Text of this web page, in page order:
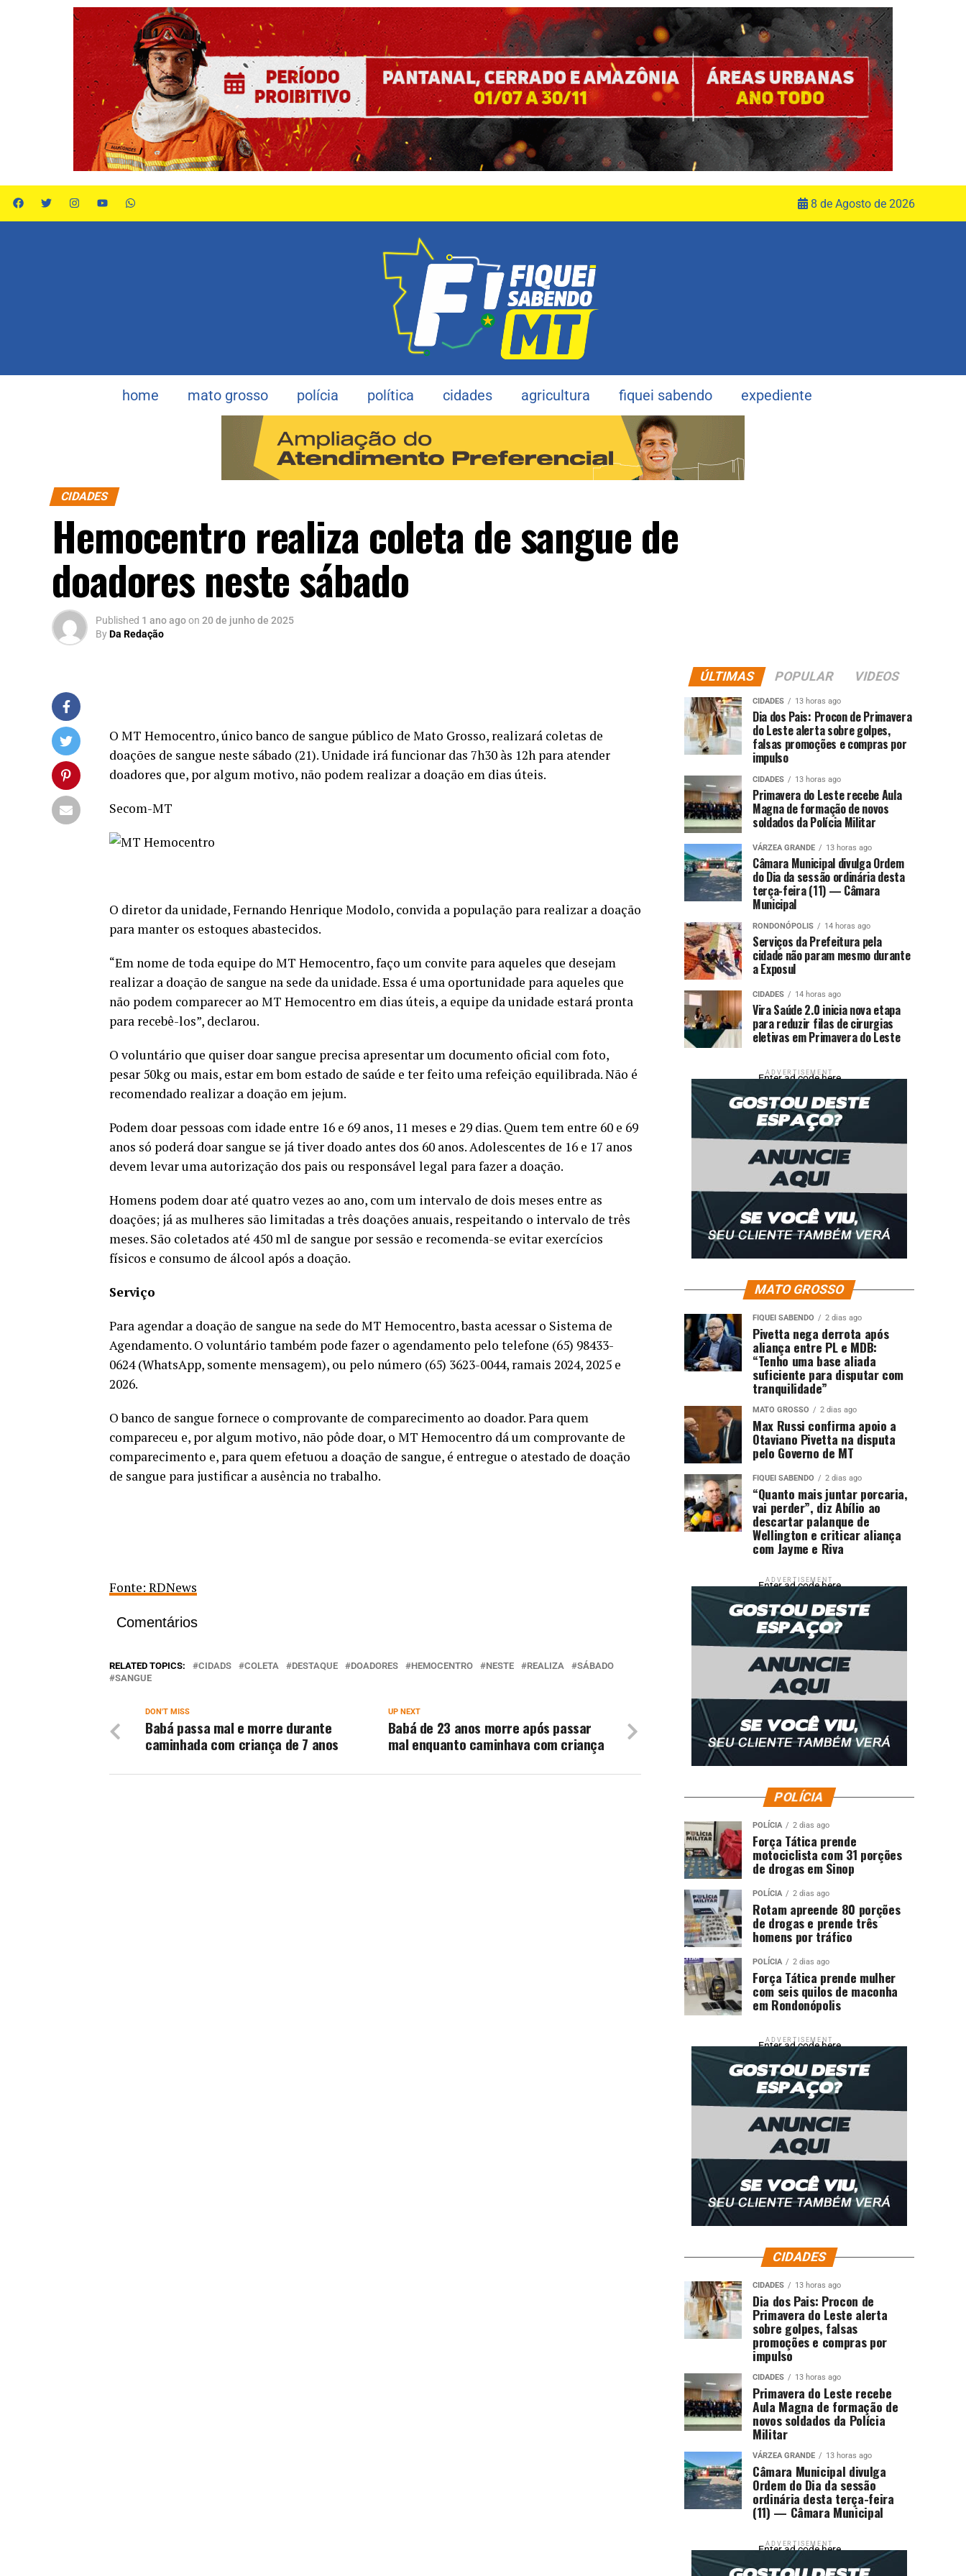
8 de Agosto de 2026
home mato grosso polícia política cidades agricultura fiquei sabendo expediente
CIDADES
Hemocentro realiza coleta de sangue de
doadores neste sábado
Published 1 ano agoon 20 de junho de 2025
ByDa Redação
O MT Hemocentro, único banco de sangue público de Mato Grosso, realizará coletas de
doações de sangue neste sábado (21). Unidade irá funcionar das 7h30 às 12h para atender
doadores que, por algum motivo, não podem realizar a doação em dias úteis.
Secom-MT
O diretor da unidade, Fernando Henrique Modolo, convida a população para realizar a doação
para manter os estoques abastecidos.
“Em nome de toda equipe do MT Hemocentro, faço um convite para aqueles que desejam
realizar a doação de sangue na sede da unidade. Essa é uma oportunidade para aqueles que
não podem comparecer ao MT Hemocentro em dias úteis, a equipe da unidade estará pronta
para recebê-los”, declarou.
O voluntário que quiser doar sangue precisa apresentar um documento oficial com foto,
pesar 50kg ou mais, estar em bom estado de saúde e ter feito uma refeição equilibrada. Não é
recomendado realizar a doação em jejum.
Podem doar pessoas com idade entre 16 e 69 anos, 11 meses e 29 dias. Quem tem entre 60 e 69
anos só poderá doar sangue se já tiver doado antes dos 60 anos. Adolescentes de 16 e 17 anos
devem levar uma autorização dos pais ou responsável legal para fazer a doação.
Homens podem doar até quatro vezes ao ano, com um intervalo de dois meses entre as
doações; já as mulheres são limitadas a três doações anuais, respeitando o intervalo de três
meses. São coletados até 450 ml de sangue por sessão e recomenda-se evitar exercícios
físicos e consumo de álcool após a doação.
Serviço
Para agendar a doação de sangue na sede do MT Hemocentro, basta acessar o Sistema de
Agendamento. O voluntário também pode fazer o agendamento pelo telefone (65) 98433-
0624 (WhatsApp, somente mensagem), ou pelo número (65) 3623-0044, ramais 2024, 2025 e
2026.
O banco de sangue fornece o comprovante de comparecimento ao doador. Para quem
compareceu e, por algum motivo, não pôde doar, o MT Hemocentro dá um comprovante de
comparecimento e, para quem efetuou a doação de sangue, é entregue o atestado de doação
de sangue para justificar a ausência no trabalho.
Fonte: RDNews
Comentários
RELATED TOPICS: CIDADS COLETA DESTAQUE DOADORES HEMOCENTRO NESTE REALIZA
SÁBADO
SANGUE
UP NEXT
Babá de 23 anos morre após passar
mal enquanto caminhava com criança
DON'T MISS
Babá passa mal e morre durante
caminhada com criança de 7 anos
ÚLTIMAS POPULAR VIDEOS
CIDADES 13 horas ago
Dia dos Pais: Procon de Primavera
do Leste alerta sobre golpes,
falsas promoções e compras por
impulso
CIDADES 13 horas ago
Primavera do Leste recebe Aula
Magna de formação de novos
soldados da Polícia Militar
VÁRZEA GRANDE 13 horas ago
Câmara Municipal divulga Ordem
do Dia da sessão ordinária desta
terça-feira (11) — Câmara
Municipal
RONDONÓPOLIS 14 horas ago
Serviços da Prefeitura pela
cidade não param mesmo durante
a Exposul
CIDADES 14 horas ago
Vira Saúde 2.0 inicia nova etapa
para reduzir filas de cirurgias
eletivas em Primavera do Leste
ADVERTISEMENT
Enter ad code here
MATO GROSSO
FIQUEI SABENDO 2 dias ago
Pivetta nega derrota após
aliança entre PL e MDB:
“Tenho uma base aliada
suficiente para disputar com
tranquilidade”
MATO GROSSO 2 dias ago
Max Russi confirma apoio a
Otaviano Pivetta na disputa
pelo Governo de MT
FIQUEI SABENDO 2 dias ago
“Quanto mais juntar porcaria,
vai perder”, diz Abílio ao
descartar palanque de
Wellington e criticar aliança
com Jayme e Riva
ADVERTISEMENT
Enter ad code here
POLÍCIA
POLÍCIA 2 dias ago
Força Tática prende
motociclista com 31 porções
de drogas em Sinop
POLÍCIA 2 dias ago
Rotam apreende 80 porções
de drogas e prende três
homens por tráfico
POLÍCIA 2 dias ago
Força Tática prende mulher
com seis quilos de maconha
em Rondonópolis
ADVERTISEMENT
Enter ad code here
CIDADES
CIDADES 13 horas ago
Dia dos Pais: Procon de
Primavera do Leste alerta
sobre golpes, falsas
promoções e compras por
impulso
CIDADES 13 horas ago
Primavera do Leste recebe
Aula Magna de formação de
novos soldados da Polícia
Militar
VÁRZEA GRANDE 13 horas ago
Câmara Municipal divulga
Ordem do Dia da sessão
ordinária desta terça-feira
(11) — Câmara Municipal
ADVERTISEMENT
Enter ad code here